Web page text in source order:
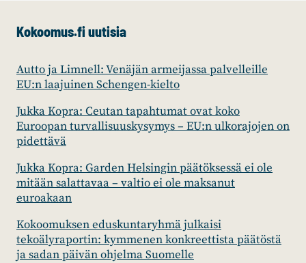
Kokoomus.fi uutisia
Autto ja Limnell: Venäjän armeijassa palvelleille
EU:n laajuinen Schengen-kielto
Jukka Kopra: Ceutan tapahtumat ovat koko
Euroopan turvallisuuskysymys – EU:n ulkorajojen on
pidettävä
Jukka Kopra: Garden Helsingin päätöksessä ei ole
mitään salattavaa – valtio ei ole maksanut
euroakaan
Kokoomuksen eduskuntaryhmä julkaisi
tekoälyraportin: kymmenen konkreettista päätöstä
ja sadan päivän ohjelma Suomelle